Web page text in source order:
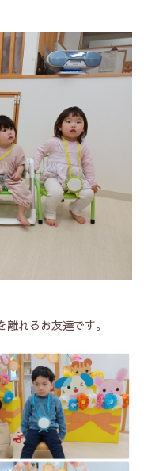
れるお友達です。